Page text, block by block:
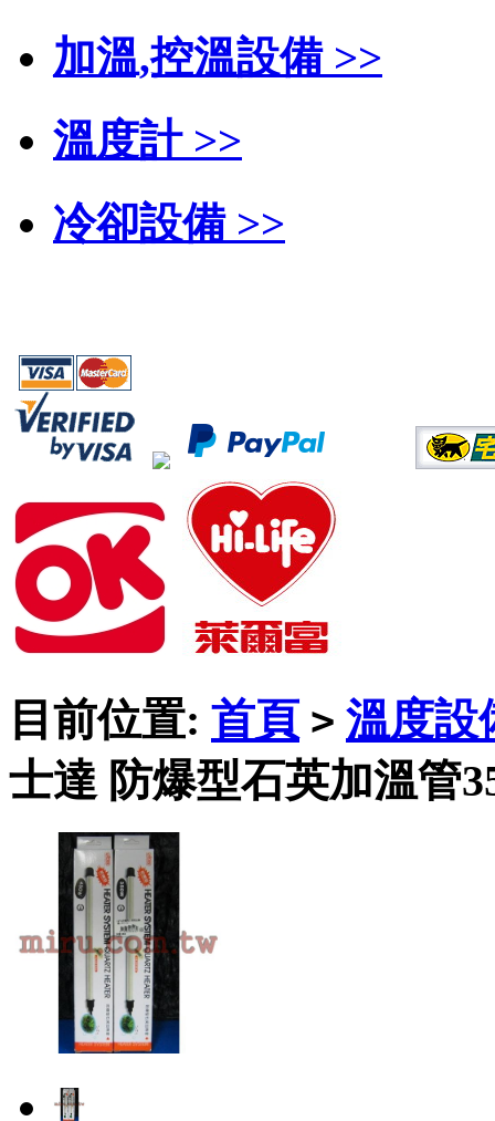
加溫,控溫設備 >>
溫度計 >>
冷卻設備 >>
目前位置: 首頁 > 溫度設
士達 防爆型石英加溫管